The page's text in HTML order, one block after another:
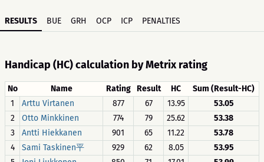
RESULTS BUE GRH OCP ICP PENALTIES
Handicap (HC) calculation by Metrix rating
No Name Rating Result HC
Sum (Result-HC)
1
Arttu Virtanen 877 67 13.95
53.05
2
Otto Minkkinen 774 79 25.62
53.38
3
Antti Hiekkanen 901 65 11.22
53.78
4
Sami Taskinen平 929 62 8.05
53.95